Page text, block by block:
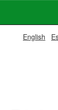
English